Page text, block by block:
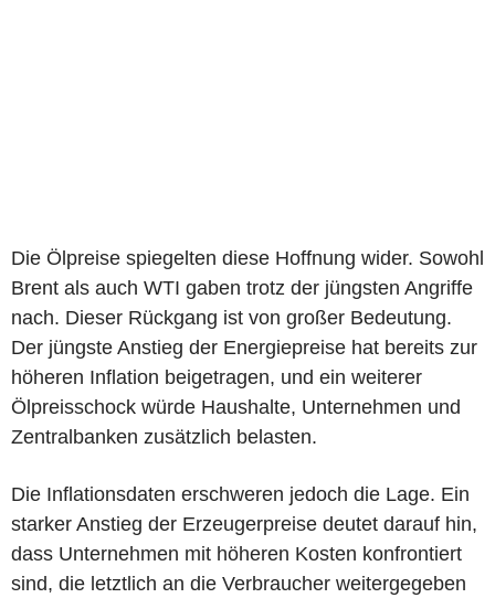
Die Ölpreise spiegelten diese Hoffnung wider. Sowohl
Brent als auch WTI gaben trotz der jüngsten Angriffe
nach. Dieser Rückgang ist von großer Bedeutung.
Der jüngste Anstieg der Energiepreise hat bereits zur
höheren Inflation beigetragen, und ein weiterer
Ölpreisschock würde Haushalte, Unternehmen und
Zentralbanken zusätzlich belasten.
Die Inflationsdaten erschweren jedoch die Lage. Ein
starker Anstieg der Erzeugerpreise deutet darauf hin,
dass Unternehmen mit höheren Kosten konfrontiert
sind, die letztlich an die Verbraucher weitergegeben